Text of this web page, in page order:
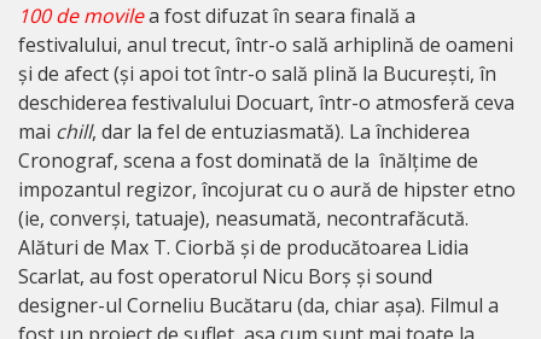
100 de movilea fost difuzat în seara finală a
festivalului, anul trecut, într-o sală arhiplină de oameni
și de afect (și apoi tot într-o sală plină la București, în
deschiderea festivalului Docuart, într-o atmosferă ceva
mai chill, dar la fel de entuziasmată). La închiderea
Cronograf, scena a fost dominată de la înălțime de
impozantul regizor, încojurat cu o aură de hipster etno
(ie, converși, tatuaje), neasumată, necontrafăcută.
Alături de Max T. Ciorbă și de producătoarea Lidia
Scarlat, au fost operatorul Nicu Borș și sound
designer-ul Corneliu Bucătaru (da, chiar așa). Filmul a